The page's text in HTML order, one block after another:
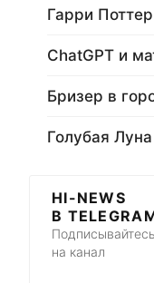
Гарри
Бризер в
Голубая
HI-NEWS
В
Подписывайтесь
на канал